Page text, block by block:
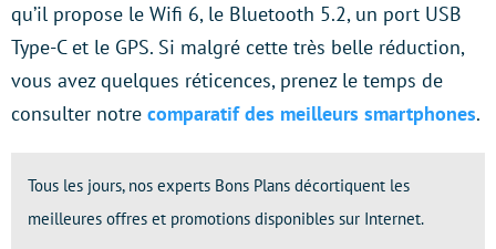
qu’il propose le Wifi 6, le Bluetooth 5.2, un port USB
Type-C et le GPS. Si malgré cette très belle réduction,
vous avez quelques réticences, prenez le temps de
consulter notre comparatif des meilleurs smartphones.
Tous les jours, nos experts Bons Plans décortiquent les
meilleures offres et promotions disponibles sur Internet.